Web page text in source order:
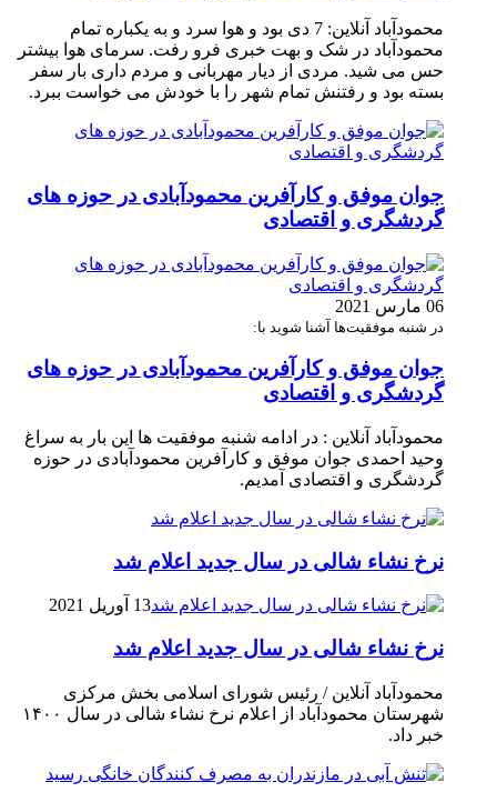
محمودآباد آنلاین: 7 دی بود و هوا سرد و به یکباره تمام
محمودآباد در شک و بهت خبری فرو رفت. سرمای هوا بیشتر
حس می شید. مردی از دیار مهربانی و مردم داری بار سفر
بسته بود و رفتنش تمام شهر را با خودش می خواست ببرد.
جوان موفق و کارآفرین محمودآبادی در حوزه های
گردشگری و اقتصادی
06 مارس 2021
در شنبه موفقیت‌ها آشنا شوید با:
جوان موفق و کارآفرین محمودآبادی در حوزه های
گردشگری و اقتصادی
محمودآباد آنلاین : در ادامه شنبه موفقیت ها این بار به سراغ
وحید احمدی جوان موفق و کارآفرین محمودآبادی در حوزه
گردشگری و اقتصادی آمدیم.
نرخ نشاء شالی در سال جدید اعلام شد
13 آوریل 2021
نرخ نشاء شالی در سال جدید اعلام شد
محمودآباد آنلاین / رئیس شورای اسلامی بخش مرکزی
شهرستان محمودآباد از اعلام نرخ نشاء شالی در سال ۱۴۰۰
خبر داد.